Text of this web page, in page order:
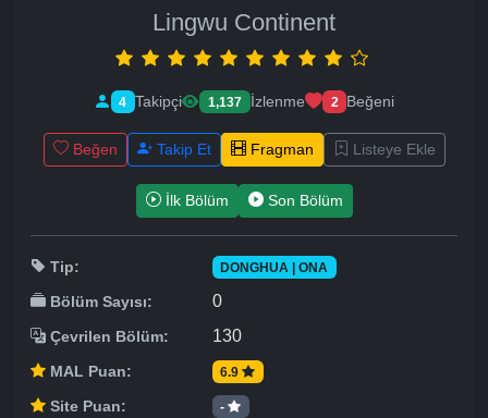
Lingwu Continent
4 Takipçi 1,137 İzlenme 2 Beğeni
Beğen Takip Et Fragman Listeye Ekle
İlk Bölüm Son Bölüm
Tip: DONGHUA | ONA
Bölüm Sayısı: 0
Çevrilen Bölüm: 130
MAL Puan: 6.9
Site Puan: -